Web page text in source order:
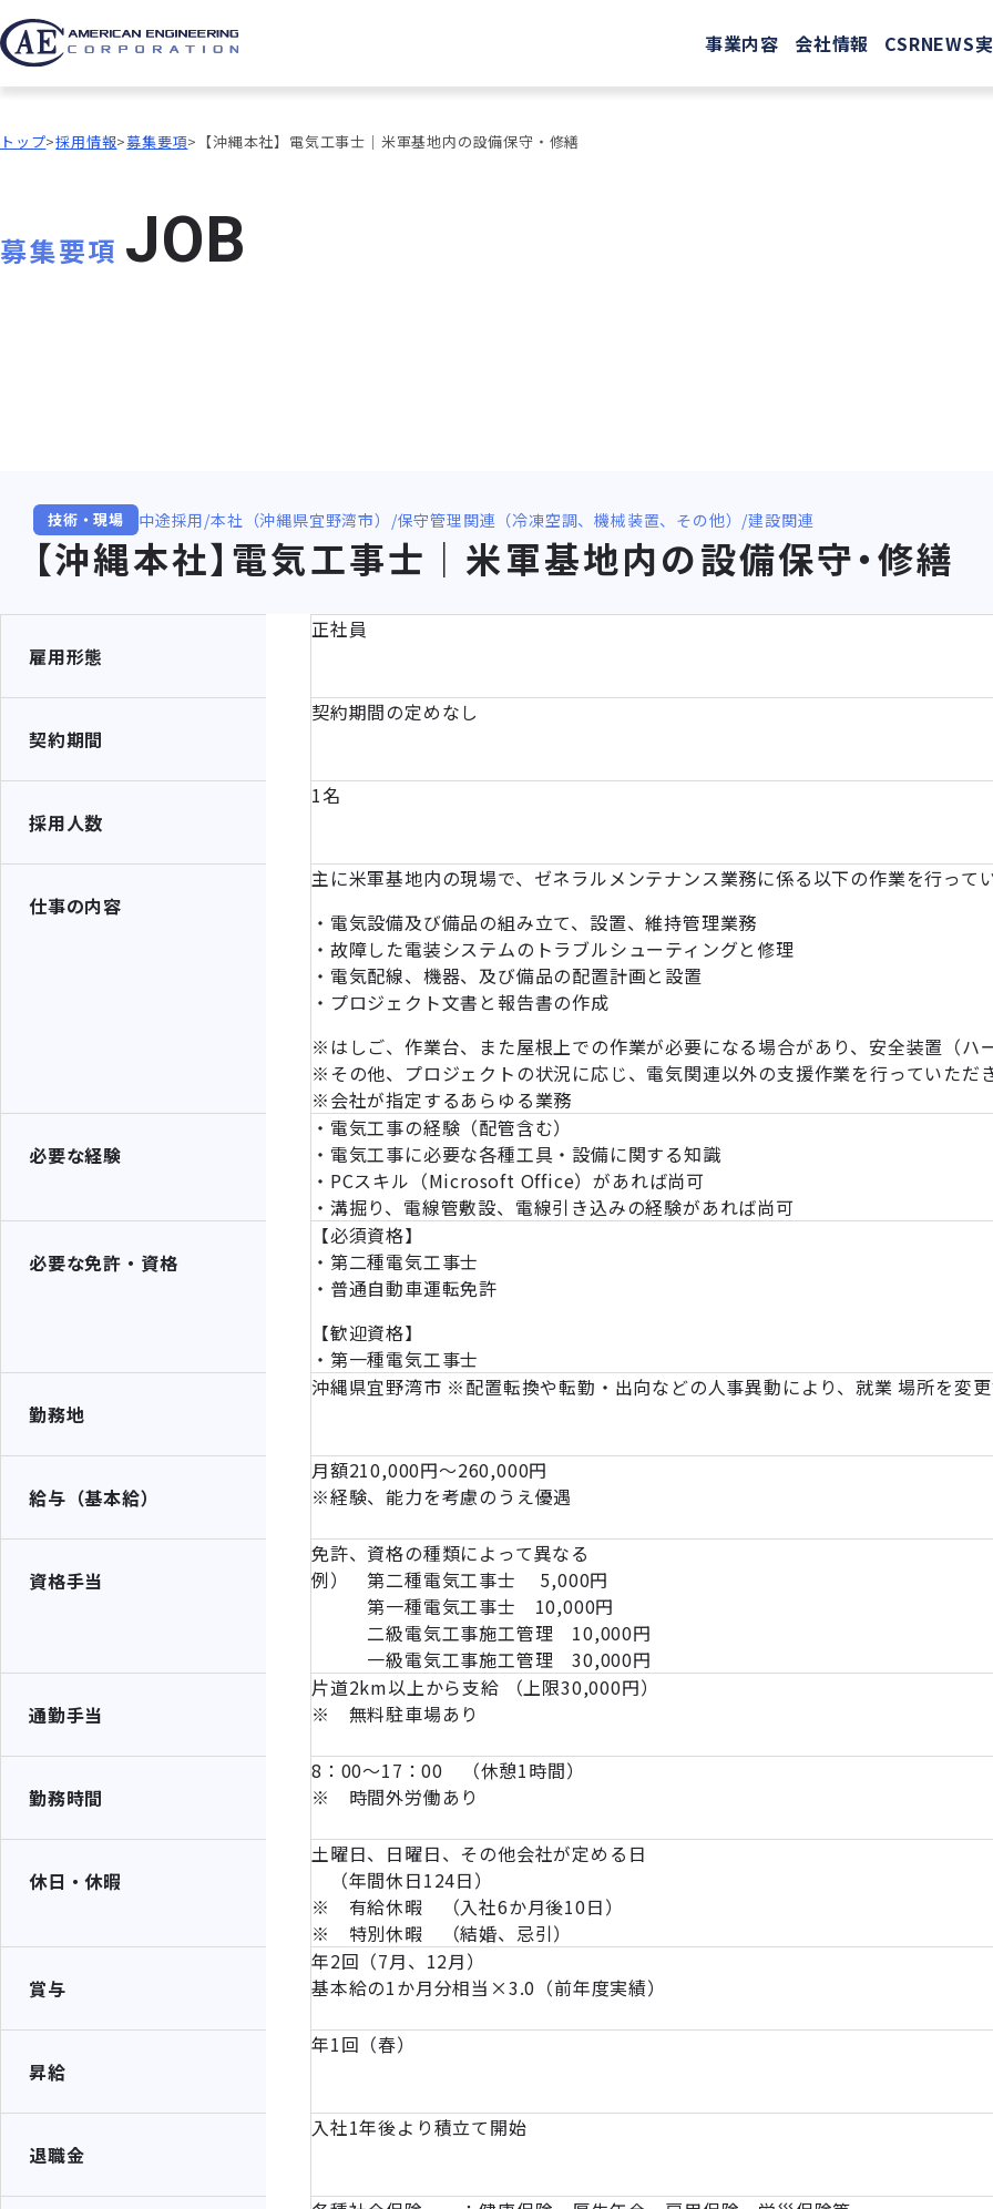
事業内容 会社情報 CSRNEWS
トップ 採用情報 募集要項 【沖縄本社】電気工事士｜米軍基地内の設備保守・修繕
募集要項 JOB
技術・現場 中途採用 本社（沖縄県宜野湾市） 保守管理関連（冷凍空調、機械装置、その他） 建設関連
【沖縄本社】電気工事士｜米軍基地内の設備保守・修繕
雇用形態
正社員
契約期間
契約期間の定めなし
採用人数
1名
仕事の内容
主に米軍基地内の現場で、ゼネラルメンテナンス業務に係る以下の作業を行って
・電気設備及び備品の組み立て、設置、維持管理業務
・故障した電装システムのトラブルシューティングと修理
・電気配線、機器、及び備品の配置計画と設置
・プロジェクト文書と報告書の作成
※はしご、作業台、また屋根上での作業が必要になる場合があり、安全装置（ハ
※その他、プロジェクトの状況に応じ、電気関連以外の支援作業を行っていただ
※会社が指定するあらゆる業務
必要な経験
・電気工事の経験（配管含む）
・電気工事に必要な各種工具・設備に関する知識
・PCスキル（Microsoft Office）があれば尚可
・溝掘り、電線管敷設、電線引き込みの経験があれば尚可
必要な免許・資格
【必須資格】
・第二種電気工事士
・普通自動車運転免許
【歓迎資格】
・第一種電気工事士
勤務地
沖縄県宜野湾市 ※配置転換や転勤・出向などの人事異動により、就業 場所を変
給与（基本給）
月額210,000円～260,000円
※経験、能力を考慮のうえ優遇
資格手当
免許、資格の種類によって異なる
例） 第二種電気工事士 5,000円
第一種電気工事士 10,000円
二級電気工事施工管理 10,000円
一級電気工事施工管理 30,000円
通勤手当
片道2km以上から支給 （上限30,000円）
※ 無料駐車場あり
勤務時間
8：00～17：00 （休憩1時間）
※ 時間外労働あり
休日・休暇
土曜日、日曜日、その他会社が定める日
（年間休日124日）
※ 有給休暇 （入社6か月後10日）
※ 特別休暇 （結婚、忌引）
賞与
年2回（7月、12月）
基本給の1か月分相当×3.0（前年度実績）
昇給
年1回（春）
退職金
入社1年後より積立て開始